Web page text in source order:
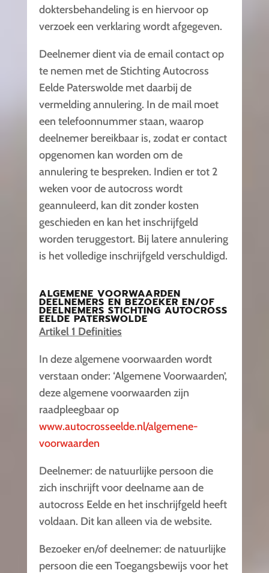
doktersbehandeling is en hiervoor op
verzoek een verklaring wordt afgegeven.
Deelnemer dient via de email contact op
te nemen met de Stichting Autocross
Eelde Paterswolde met daarbij de
vermelding annulering. In de mail moet
een telefoonnummer staan, waarop
deelnemer bereikbaar is, zodat er contact
opgenomen kan worden om de
annulering te bespreken. Indien er tot 2
weken voor de autocross wordt
geannuleerd, kan dit zonder kosten
geschieden en kan het inschrijfgeld
worden teruggestort. Bij latere annulering
is het volledige inschrijfgeld verschuldigd.
ALGEMENE VOORWAARDEN
DEELNEMERS EN BEZOEKER EN/OF
DEELNEMERS STICHTING AUTOCROSS
EELDE PATERSWOLDE
Artikel 1 Definities
In deze algemene voorwaarden wordt
verstaan onder: ‘Algemene Voorwaarden’,
deze algemene voorwaarden zijn
raadpleegbaar op
www.autocrosseelde.nl/algemene-
voorwaarden
Deelnemer: de natuurlijke persoon die
zich inschrijft voor deelname aan de
autocross Eelde en het inschrijfgeld heeft
voldaan. Dit kan alleen via de website.
Bezoeker en/of deelnemer: de natuurlijke
persoon die een Toegangsbewijs voor het